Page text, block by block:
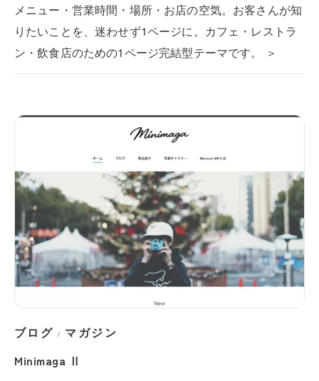
メニュー・営業時間・場所・お店の空気。お客さんが知
りたいことを、迷わせず1ページに。カフェ・レストラ
ン・飲食店のための1ページ完結型テーマです。 ＞
ブログ / マガジン
Minimaga Ⅱ